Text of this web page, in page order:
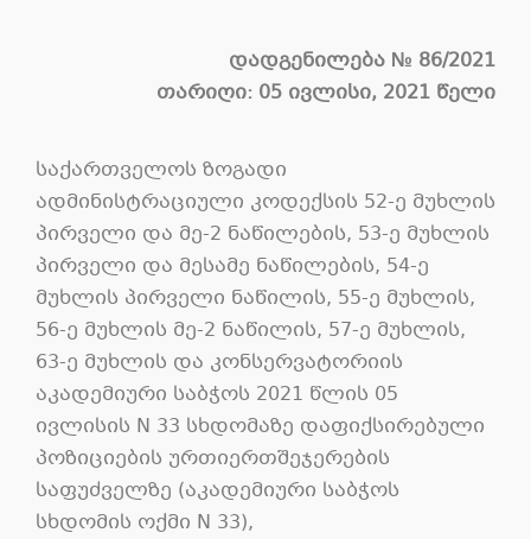
დადგენილება № 86/2021
თარიღი: 05 ივლისი, 2021 წელი
საქართველოს ზოგადი
ადმინისტრაციული კოდექსის 52-ე მუხლის
პირველი და მე-2 ნაწილების, 53-ე მუხლის
პირველი და მესამე ნაწილების, 54-ე
მუხლის პირველი ნაწილის, 55-ე მუხლის,
56-ე მუხლის მე-2 ნაწილის, 57-ე მუხლის,
63-ე მუხლის და კონსერვატორიის
აკადემიური საბჭოს 2021 წლის 05
ივლისის N 33 სხდომაზე დაფიქსირებული
პოზიციების ურთიერთშეჯერების
საფუძველზე (აკადემიური საბჭოს
სხდომის ოქმი N 33),